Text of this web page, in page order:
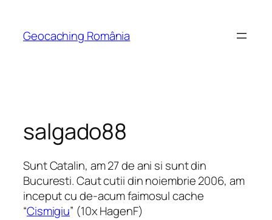
content
Geocaching România
salgado88
Sunt Catalin, am 27 de ani si sunt din
Bucuresti. Caut cutii din noiembrie 2006, am
inceput cu de-acum faimosul cache
“Cismigiu” (10x HagenF)